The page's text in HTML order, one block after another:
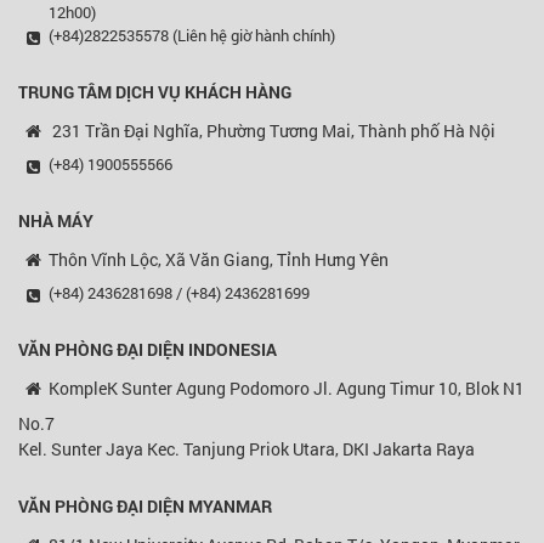
12h00)
(+84)2822535578 (Liên hệ giờ hành chính)
TRUNG TÂM DỊCH VỤ KHÁCH HÀNG
231 Trần Đại Nghĩa, Phường Tương Mai, Thành phố Hà Nội
(+84) 1900555566
NHÀ MÁY
Thôn Vĩnh Lộc, Xã Văn Giang, Tỉnh Hưng Yên
(+84) 2436281698 / (+84) 2436281699
VĂN PHÒNG ĐẠI DIỆN INDONESIA
KompleK Sunter Agung Podomoro Jl. Agung Timur 10, Blok N1
No.7
Kel. Sunter Jaya Kec. Tanjung Priok Utara, DKI Jakarta Raya
VĂN PHÒNG ĐẠI DIỆN MYANMAR